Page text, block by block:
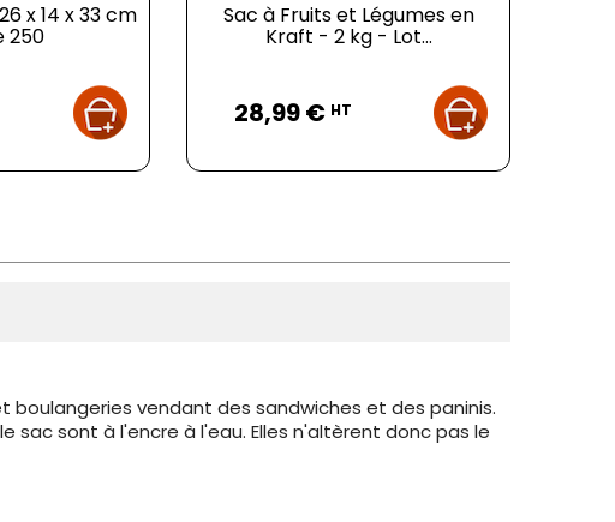
x 14 x 33 cm
250
Sac à Fruits et Légumes en
Kraft - 2 kg - Lot...
28,99 € HT
vendant des sandwiches et des paninis.
sac sont à l'encre à l'eau. Elles n'altèrent donc pas le